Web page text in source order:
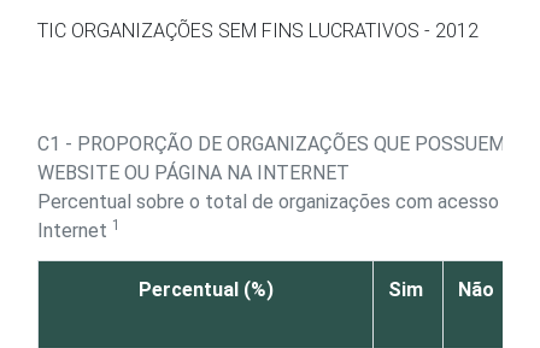
TIC ORGANIZAÇÕES SEM FINS LUCRATIVOS - 2012
C1 - PROPORÇÃO DE ORGANIZAÇÕES QUE POSSUEM
WEBSITE OU PÁGINA NA INTERNET
Percentual sobre o total de organizações com acesso à
Internet 1
Percentual (%) Sim Não